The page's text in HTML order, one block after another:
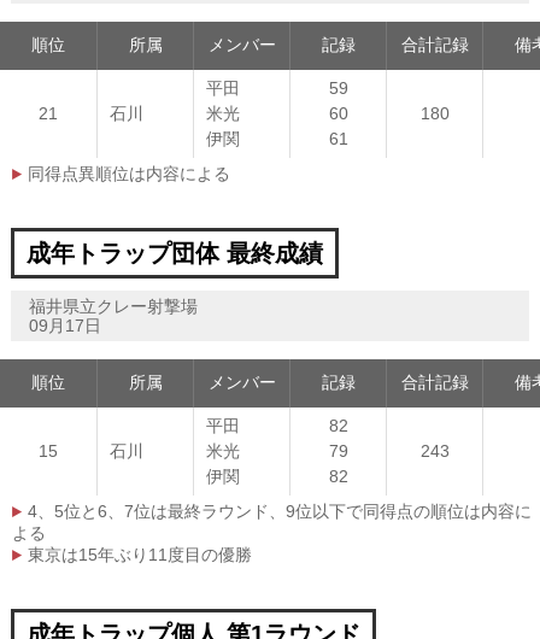
順位 所属 メンバー 記録 合計記録 備
21 石川
平田
米光
伊関
59
60
61
180
同得点異順位は内容による
成年トラップ団体 最終成績
福井県立クレー射撃場
09月17日
順位 所属 メンバー 記録 合計記録 備
15 石川
平田
米光
伊関
82
79
82
243
4、5位と6、7位は最終ラウンド、9位以下で同得点の順位は内容に
よる
東京は15年ぶり11度目の優勝